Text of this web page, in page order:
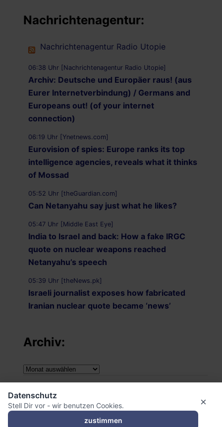
Nachrichtenagentur:
Nachrichtenagentur Radio Utopie
06:38 Uhr [Nachrichtenagentur Radio Utopie]
Archiv: Deutsche und Europäer raus! (aus
Eurer Internetverbindung) / Germans and
Europeans out! (of your internet
connection)
06:19 Uhr [Ynetnews.com]
Eurovision of spies: Europe ranks its top
intelligence agencies, reveals what it thinks
of Mossad
05:52 Uhr [theGuardian.com]
Can Netanyahu say just what he likes?
05:47 Uhr [Middle East Eye]
India to Israel and back: How a fake IRGC
quote on nuclear weapons reached
Netanyahu’s speech
05:39 Uhr [theNews.pk]
Israeli journalist exposes how fabricated
Iranian nuclear quote became ‘news’
Archiv:
Archiv:
Impressum
Datenschutzerklärung
×
Datenschutz
Stell Dir vor - wir benutzen Cookies.
zustimmen